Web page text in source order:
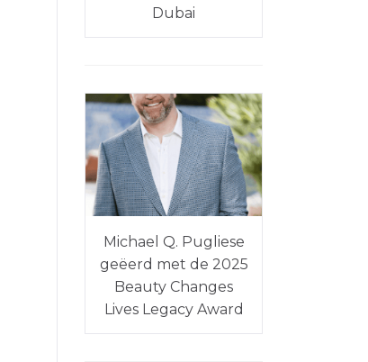
Dubai
Michael Q. Pugliese
geëerd met de 2025
Beauty Changes
Lives Legacy Award